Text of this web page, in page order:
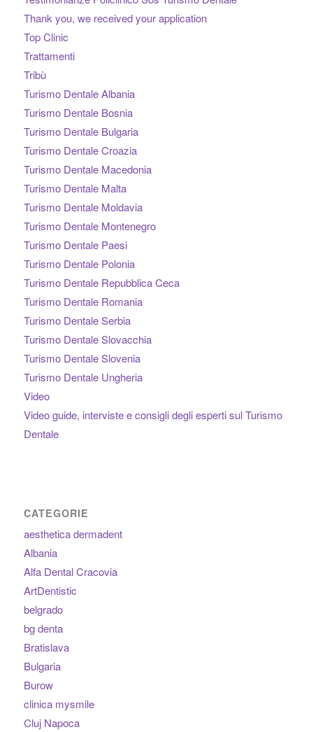
Thank you, we received your application
Top Clinic
Trattamenti
Tribù
Turismo Dentale Albania
Turismo Dentale Bosnia
Turismo Dentale Bulgaria
Turismo Dentale Croazia
Turismo Dentale Macedonia
Turismo Dentale Malta
Turismo Dentale Moldavia
Turismo Dentale Montenegro
Turismo Dentale Paesi
Turismo Dentale Polonia
Turismo Dentale Repubblica Ceca
Turismo Dentale Romania
Turismo Dentale Serbia
Turismo Dentale Slovacchia
Turismo Dentale Slovenia
Turismo Dentale Ungheria
Video
Video guide, interviste e consigli degli esperti sul Turismo
Dentale
CATEGORIE
aesthetica dermadent
Albania
Alfa Dental Cracovia
ArtDentistic
belgrado
bg denta
Bratislava
Bulgaria
Burow
clinica mysmile
Cluj Napoca